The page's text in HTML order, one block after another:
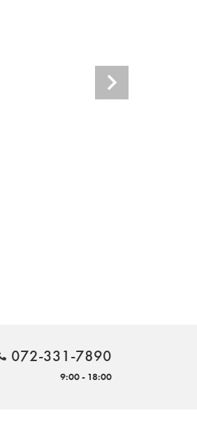
072-331-7890
9:00 - 18:00